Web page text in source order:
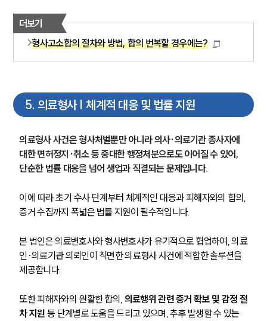
더보기
형사고소합의 절차와 방법, 합의 번복할 경우에는?
5. 의료형사 | 체계적 대응 및 법률 지원
의료형사 사건은 형사처벌뿐만 아니라 의사·의료기관 종사자에
대한 면허정지·취소 등 중대한 행정처분으로도 이어질 수 있어,
단순한 법률 대응을 넘어 생업과 직결되는 문제입니다.
이에 따라 초기 수사 단계부터 체계적인 대응과 피해자와의 합의,
증거 수집까지 폭넓은 법률 지원이 필수적입니다.
본 법인은 의료변호사와 형사변호사가 유기적으로 협업하여, 의료
인·의료기관 의뢰인이 직면한 의료형사 사건에 적합한 솔루션을
제공합니다.
또한 피해자와의 원활한 합의, 의료행위 관련 증거 확보 및 감정 절
차 지원 등 단계별로 도움을 드리고 있으며, 추후 발생할 수 있는